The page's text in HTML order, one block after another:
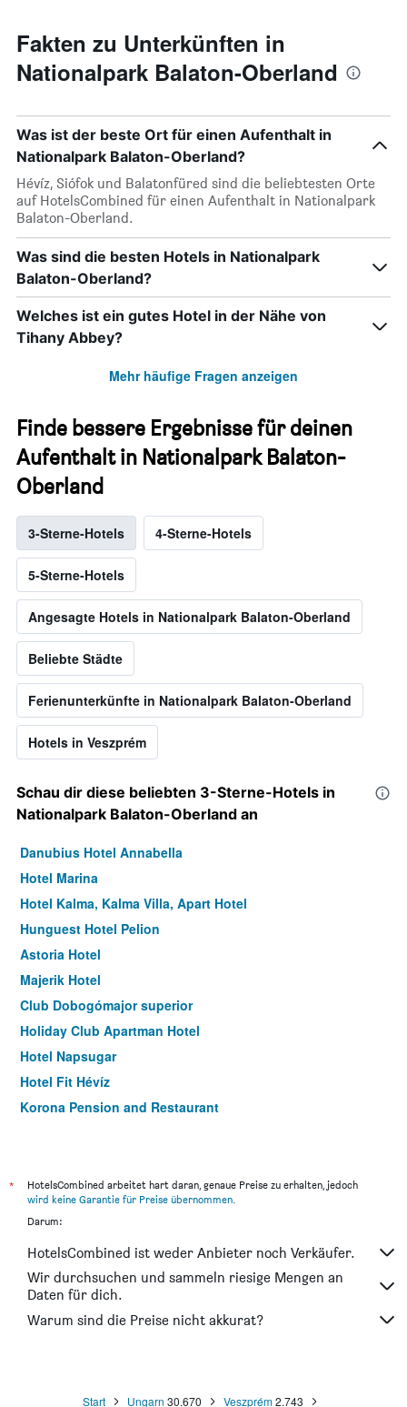
Fakten zu Unterkünften in
Nationalpark Balaton-Oberland
Was ist der beste Ort für einen Aufenthalt in
Nationalpark Balaton-Oberland?
Hévíz, Siófok und Balatonfüred sind die beliebtesten Orte
auf HotelsCombined für einen Aufenthalt in Nationalpark
Balaton-Oberland.
Was sind die besten Hotels in Nationalpark
Balaton-Oberland?
Welches ist ein gutes Hotel in der Nähe von
Tihany Abbey?
Mehr häufige Fragen anzeigen
Finde bessere Ergebnisse für deinen
Aufenthalt in Nationalpark Balaton-
Oberland
3-Sterne-Hotels 4-Sterne-Hotels
5-Sterne-Hotels
Angesagte Hotels in Nationalpark Balaton-Oberland
Beliebte Städte
Ferienunterkünfte in Nationalpark Balaton-Oberland
Hotels in Veszprém
Schau dir diese beliebten 3-Sterne-Hotels in
Nationalpark Balaton-Oberland an
Danubius Hotel Annabella
Hotel Marina
Hotel Kalma, Kalma Villa, Apart Hotel
Hunguest Hotel Pelion
Astoria Hotel
Majerik Hotel
Club Dobogómajor superior
Holiday Club Apartman Hotel
Hotel Napsugar
Hotel Fit Hévíz
Korona Pension and Restaurant
Park Hotel Hévíz
Amira Boutique Hotel Hévíz Wellness & Spa
Hevizi Topark Panzio
Kristály Hotel
Abbázia Club Hotel Kék
*
HotelsCombined arbeitet hart daran, genaue Preise zu erhalten, jedoch
wird keine Garantie für Preise übernommen.
Darum:
HotelsCombined ist weder Anbieter noch Verkäufer.
Wir durchsuchen und sammeln riesige Mengen an
Daten für dich.
Warum sind die Preise nicht akkurat?
Start Ungarn 30.670 Veszprém 2.743